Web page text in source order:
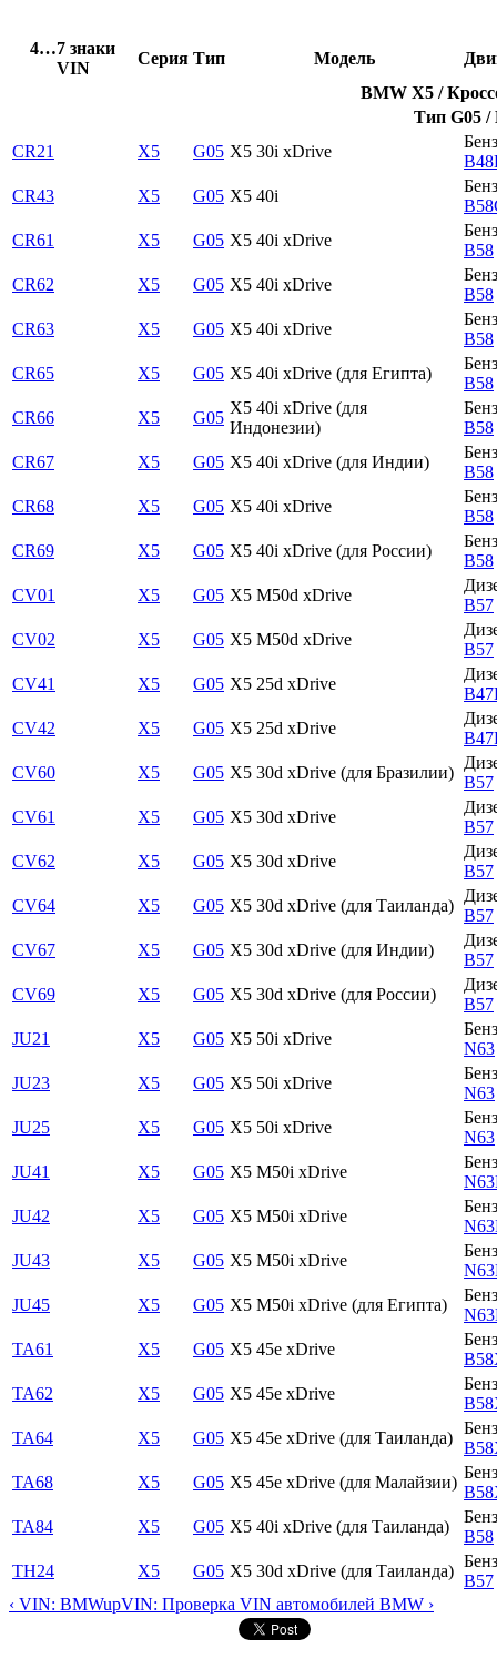
4…7 знаки
VIN
Серия Тип Модель
BMW X5 /
Тип G05 /
CR21
X5 G05 X5 30i xDrive
CR43
X5 G05 X5 40i
CR61
X5 G05 X5 40i xDrive
B58
CR62
X5 G05 X5 40i xDrive
B58
CR63
X5 G05 X5 40i xDrive
B58
CR65
X5 G05 X5 40i xDrive (для Египта)
B58
CR66
X5 G05
X5 40i xDrive (для
Индонезии)
B58
CR67
X5 G05 X5 40i xDrive (для Индии)
B58
CR68
X5 G05 X5 40i xDrive
B58
CR69
X5 G05 X5 40i xDrive (для России)
B58
CV01
X5 G05 X5 M50d xDrive
B57
CV02
X5 G05 X5 M50d xDrive
B57
CV41
X5 G05 X5 25d xDrive
CV42
X5 G05 X5 25d xDrive
CV60
X5 G05 X5 30d xDrive (для Бразилии)
B57
CV61
X5 G05 X5 30d xDrive
B57
CV62
X5 G05 X5 30d xDrive
B57
CV64
X5 G05 X5 30d xDrive (для Таиланда)
B57
CV67
X5 G05 X5 30d xDrive (для Индии)
B57
CV69
X5 G05 X5 30d xDrive (для России)
B57
JU21
X5 G05 X5 50i xDrive
N63
JU23
X5 G05 X5 50i xDrive
N63
JU25
X5 G05 X5 50i xDrive
N63
JU41
X5 G05 X5 M50i xDrive
JU42
X5 G05 X5 M50i xDrive
JU43
X5 G05 X5 M50i xDrive
JU45
X5 G05 X5 M50i xDrive (для Египта)
TA61
X5 G05 X5 45e xDrive
TA62
X5 G05 X5 45e xDrive
TA64
X5 G05 X5 45e xDrive (для Таиланда)
TA68
X5 G05 X5 45e xDrive (для Малайзии)
TA84
X5 G05 X5 40i xDrive (для Таиланда)
B58
TH24
X5 G05 X5 30d xDrive (для Таиланда)
B57
‹ VIN: BMWupVIN: Проверка VIN автомобилей BMW ›